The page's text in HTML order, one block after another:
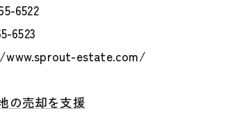
6522
6523
estate.com/
の売却を支援